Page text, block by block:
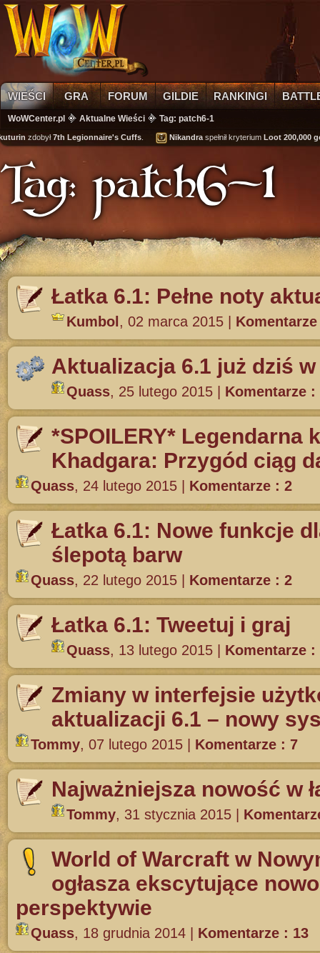
WIEŚCI GRA FORUM GILDIE RANKINGI
WoWCenter.pl Aktualne Wieści Tag: patch6-1
zdobył7th Legionnaire's Cuffs. Nikandraspełnił kryteriumLoot 200,000 gold
Tag: patch6-1
Łatka 6.1: Pełne noty
Kumbol , 02 marca 2015
Aktualizacja 6.1 już dziś
Quass, 25 lutego 2015 Komentarze :
*SPOILERY* Legendarna
Khadgara: Przygód ciąg
Quass, 24 lutego 2015 Komentarze : 2
Łatka 6.1: Nowe funkcje
ślepotą barw
Quass, 22 lutego 2015 Komentarze : 2
Łatka 6.1: Tweetuj i graj
Quass, 13 lutego 2015 Komentarze :
Zmiany w interfejsie
aktualizacji 6.1 – nowy
Tommy, 07 lutego 2015 Komentarze : 7
Najważniejsza nowość w
Tommy, 31 stycznia 2015
World of Warcraft w
ogłasza ekscytujące
perspektywie
Quass, 18 grudnia 2014 Komentarze : 13